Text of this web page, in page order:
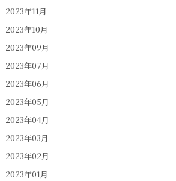
2023年11月
2023年10月
2023年09月
2023年07月
2023年06月
2023年05月
2023年04月
2023年03月
2023年02月
2023年01月